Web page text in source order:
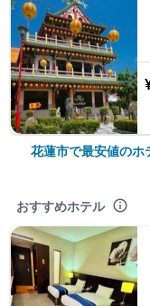
花蓮市で最安値のホ
おすすめホテル